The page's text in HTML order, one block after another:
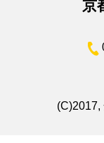
京
(C)2017,